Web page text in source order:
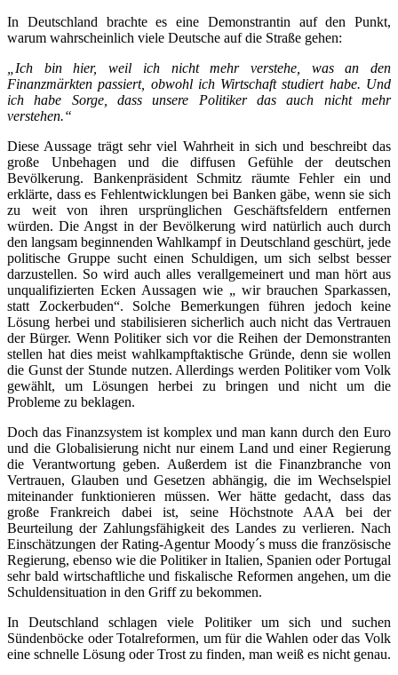
In Deutschland brachte es eine Demonstrantin auf den Punkt,
warum wahrscheinlich viele Deutsche auf die Straße gehen:
„Ich bin hier, weil ich nicht mehr verstehe, was an den
Finanzmärkten passiert, obwohl ich Wirtschaft studiert habe. Und
ich habe Sorge, dass unsere Politiker das auch nicht mehr
verstehen.“
Diese Aussage trägt sehr viel Wahrheit in sich und beschreibt das
große Unbehagen und die diffusen Gefühle der deutschen
Bevölkerung. Bankenpräsident Schmitz räumte Fehler ein und
erklärte, dass es Fehlentwicklungen bei Banken gäbe, wenn sie sich
zu weit von ihren ursprünglichen Geschäftsfeldern entfernen
würden. Die Angst in der Bevölkerung wird natürlich auch durch
den langsam beginnenden Wahlkampf in Deutschland geschürt, jede
politische Gruppe sucht einen Schuldigen, um sich selbst besser
darzustellen. So wird auch alles verallgemeinert und man hört aus
unqualifizierten Ecken Aussagen wie „ wir brauchen Sparkassen,
statt Zockerbuden“. Solche Bemerkungen führen jedoch keine
Lösung herbei und stabilisieren sicherlich auch nicht das Vertrauen
der Bürger. Wenn Politiker sich vor die Reihen der Demonstranten
stellen hat dies meist wahlkampftaktische Gründe, denn sie wollen
die Gunst der Stunde nutzen. Allerdings werden Politiker vom Volk
gewählt, um Lösungen herbei zu bringen und nicht um die
Probleme zu beklagen.
Doch das Finanzsystem ist komplex und man kann durch den Euro
und die Globalisierung nicht nur einem Land und einer Regierung
die Verantwortung geben. Außerdem ist die Finanzbranche von
Vertrauen, Glauben und Gesetzen abhängig, die im Wechselspiel
miteinander funktionieren müssen. Wer hätte gedacht, dass das
große Frankreich dabei ist, seine Höchstnote AAA bei der
Beurteilung der Zahlungsfähigkeit des Landes zu verlieren. Nach
Einschätzungen der Rating-Agentur Moody´s muss die französische
Regierung, ebenso wie die Politiker in Italien, Spanien oder Portugal
sehr bald wirtschaftliche und fiskalische Reformen angehen, um die
Schuldensituation in den Griff zu bekommen.
In Deutschland schlagen viele Politiker um sich und suchen
Sündenböcke oder Totalreformen, um für die Wahlen oder das Volk
eine schnelle Lösung oder Trost zu finden, man weiß es nicht genau.